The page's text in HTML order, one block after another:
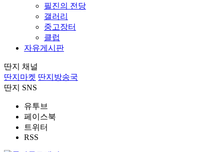
필진의 전당
갤러리
중고장터
클럽
자유게시판
딴지 채널
딴지마켓 딴지방송국
딴지 SNS
유투브
페이스북
트위터
RSS